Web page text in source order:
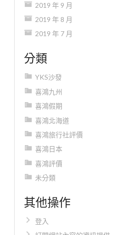
2019 年 9 月
2019 年 8 月
2019 年 7 月
分類
YKS沙發
喜鴻九州
喜鴻假期
喜鴻北海道
喜鴻旅行社評價
喜鴻日本
喜鴻評價
未分類
其他操作
登入